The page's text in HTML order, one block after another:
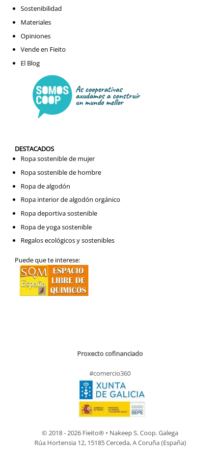
Sostenibilidad
Materiales
Opiniones
Vende en Fieito
El Blog
DESTACADOS
Ropa sostenible de mujer
Ropa sostenible de hombre
Ropa de algodón
Ropa interior de algodón orgánico
Ropa deportiva sostenible
Ropa de yoga sostenible
Regalos ecológicos y sostenibles
Puede que te interese:
Proxecto cofinanciado
#comercio360
© 2018 - 2026 Fieito® • Nakeep S. Coop. Galega
Rúa Hortensia 12, 15185 Cerceda, A Coruña (España)